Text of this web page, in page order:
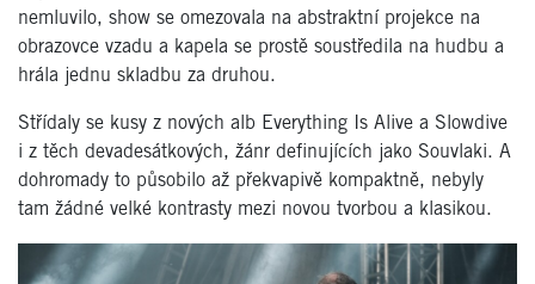
nemluvilo, show se omezovala na abstraktní projekce na
obrazovce vzadu a kapela se prostě soustředila na hudbu a
hrála jednu skladbu za druhou.
Střídaly se kusy z nových alb Everything Is Alive a Slowdive
i z těch devadesátkových, žánr definujících jako Souvlaki. A
dohromady to působilo až překvapivě kompaktně, nebyly
tam žádné velké kontrasty mezi novou tvorbou a klasikou.